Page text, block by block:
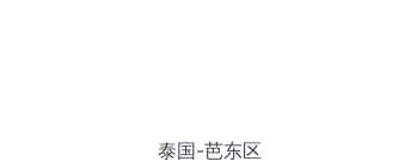
泰国-芭东区